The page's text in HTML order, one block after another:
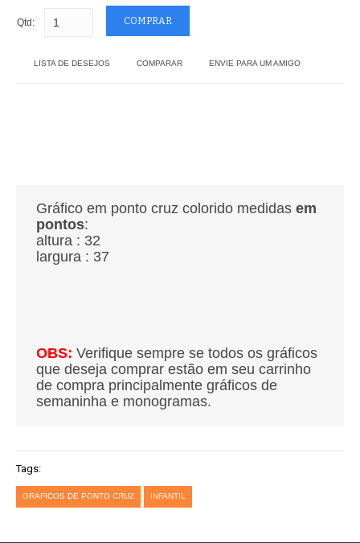
Qtd:
LISTA DE DESEJOS COMPARAR ENVIE PARA UM AMIGO
Gráfico em ponto cruz colorido medidas em
pontos:
altura : 32
largura : 37
OBS: Verifique sempre se todos os gráficos
que deseja comprar estão em seu carrinho
de compra principalmente gráficos de
semaninha e monogramas.
Tags:
GRAFICOS DE PONTO CRUZ INFANTIL